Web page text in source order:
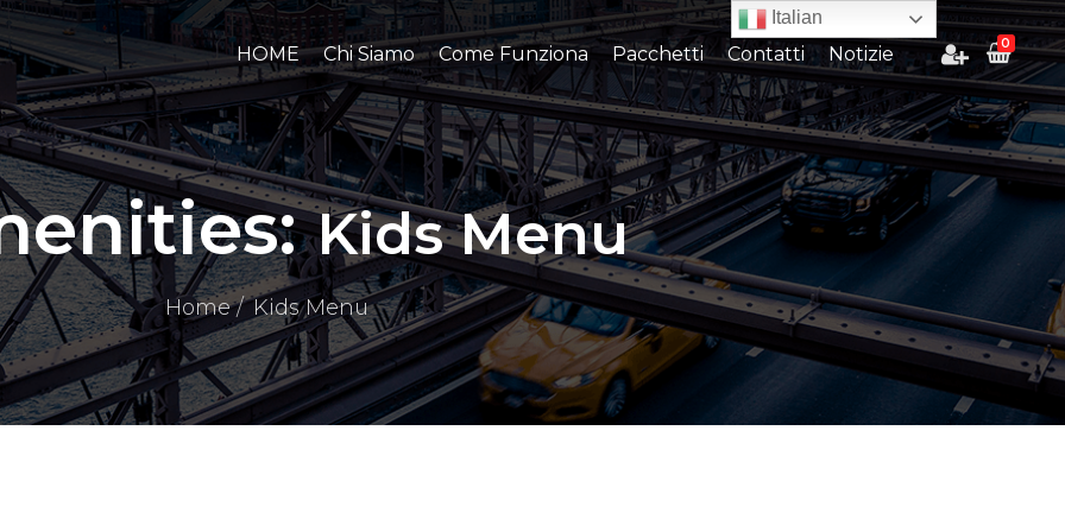
HOME Chi Siamo Come Funziona Pacchetti Contatti Notizie 0
Kids Menu
Home Kids Menu
Italian